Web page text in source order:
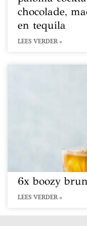
chocolade,
en tequila
LEES VERDER »
6x boozy
LEES VERDER »